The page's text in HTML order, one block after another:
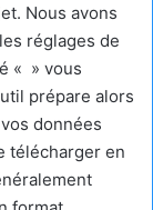
Nous avons
réglages de
« » vous
prépare alors
données
télécharger en